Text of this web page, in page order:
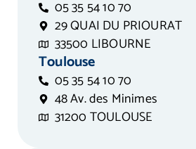
05 35 54 10 70
29 QUAI DU PRIOURAT
33500 LIBOURNE
Toulouse
05 35 54 10 70
48 Av. des Minimes
31200 TOULOUSE